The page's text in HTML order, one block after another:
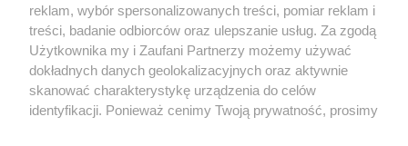
Nie zapomnij
zapoznać się z:
polityką prywatności regulamin korzystania z portali
Twojemiasto
Piekary Śląskie
Chorzów
Tarnowskie Góry
Skontaktuj sięz nami
Kontakt
Wydawca
Redakcja
reklam, wybór spersonalizowanych treści, pomiar reklam i
treści, badanie odbiorców oraz ulepszanie usług. Za zgodą
Użytkownika my i Zaufani Partnerzy możemy używać
dokładnych danych geolokalizacyjnych oraz aktywnie
skanować charakterystykę urządzenia do celów
identyfikacji. Ponieważ cenimy Twoją prywatność, prosimy